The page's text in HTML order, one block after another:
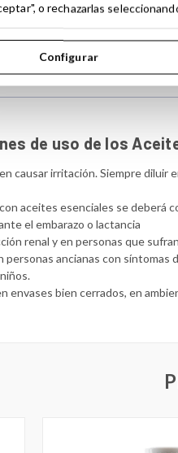
de Texasen
de uso de los
causar irritación. Siempre
aceites esenciales se deberá
el embarazo o lactancia
renal y en personas que
personas ancianas con síntomas
envases bien cerrados, en
o rechazarlas
Configurar